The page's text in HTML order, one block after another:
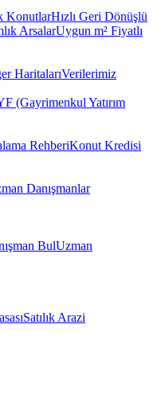
KonutlarHızlı Geri Dönüşlü
ArsalarUygun m² Fiyatlı
HaritalarıVerilerimiz
(Gayrimenkul Yatırım
RehberiKonut Kredisi
Danışmanlar
BulUzman
Satılık Arazi